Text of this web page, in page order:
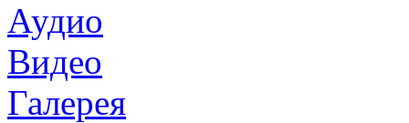
Аудио
Видео
Галерея